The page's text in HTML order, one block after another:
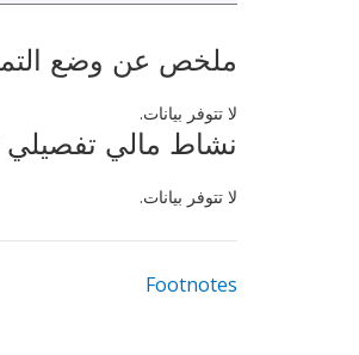
ملخص عن وضع التمويل
لا تتوفر بيانات.
نشاط مالي تفصيلي في 2026/
لا تتوفر بيانات.
Footnotes